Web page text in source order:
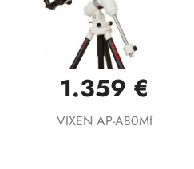
1.359 €
VIXEN AP-A80Mf